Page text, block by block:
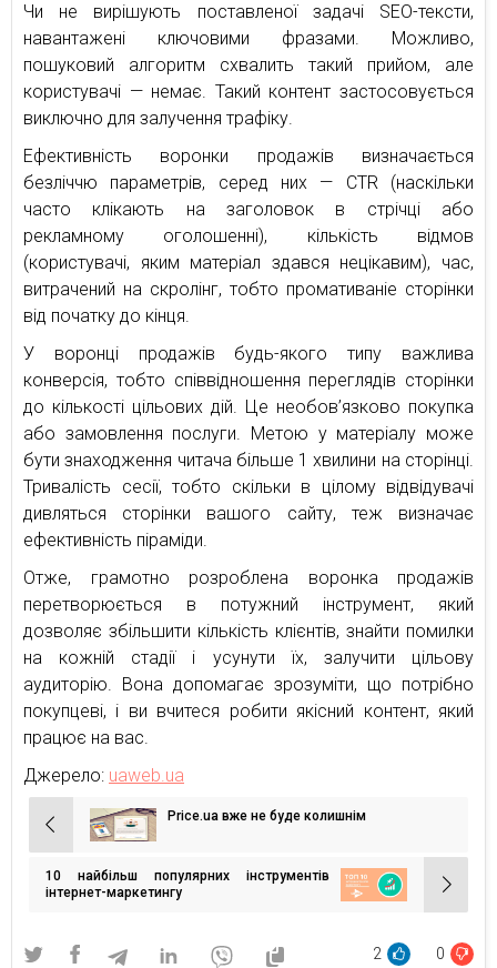
Чи не вирішують поставленої задачі SEO-тексти,
навантажені ключовими фразами. Можливо,
пошуковий алгоритм схвалить такий прийом, але
користувачі — немає. Такий контент застосовується
виключно для залучення трафіку.
Ефективність воронки продажів визначається
безліччю параметрів, серед них — CTR (наскільки
часто клікають на заголовок в стрічці або
рекламному оголошенні), кількість відмов
(користувачі, яким матеріал здався нецікавим), час,
витрачений на скролінг, тобто промативаніе сторінки
від початку до кінця.
У воронці продажів будь-якого типу важлива
конверсія, тобто співвідношення переглядів сторінки
до кількості цільових дій. Це необов’язково покупка
або замовлення послуги. Метою у матеріалу може
бути знаходження читача більше 1 хвилини на сторінці.
Тривалість сесії, тобто скільки в цілому відвідувачі
дивляться сторінки вашого сайту, теж визначає
ефективність піраміди.
Отже, грамотно розроблена воронка продажів
перетворюється в потужний інструмент, який
дозволяє збільшити кількість клієнтів, знайти помилки
на кожній стадії і усунути їх, залучити цільову
аудиторію. Вона допомагає зрозуміти, що потрібно
покупцеві, і ви вчитеся робити якісний контент, який
працює на вас.
Джерело: uaweb.ua
Навігація
записів
Price.ua вже не буде колишнім
10 найбільш популярних інструментів
інтернет-маркетингу
2 0